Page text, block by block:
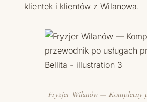
klientek i klientów z Wilanowa.
Fryzjer Wilanów — Kompletny